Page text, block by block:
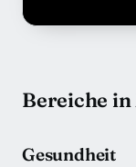
Bereiche
Gesundheit